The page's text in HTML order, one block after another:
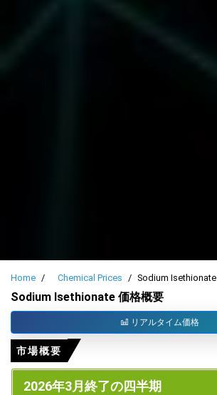
Home Chemical Prices Sodium Isethionate
Sodium Isethionate 価格概要
リアルタイム価格
市場概要
2026年3月終了の四半期